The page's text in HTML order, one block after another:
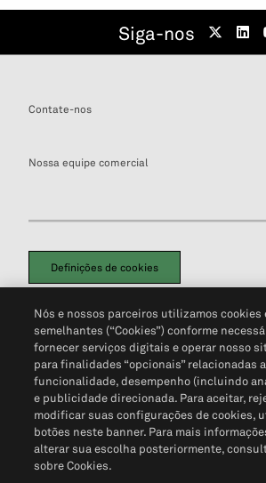
Siga-nos
Contate-nos
Nossa equipe comercial
Definições de cookies
Política de PrivacidadePortal de privacidade do
Não Venda Minhas Informações Pessoais© 2026
Nós e nossos parceiros utilizamos cookies
semelhantes (“Cookies”) conforme
fornecer serviços digitais e operar nosso
para finalidades “opcionais” relacionadas a
funcionalidade, desempenho (incluindo
e publicidade direcionada. Para aceitar,
modificar suas configurações de cookies,
botões neste banner. Para mais
alterar sua escolha posteriormente,
sobre Cookies.